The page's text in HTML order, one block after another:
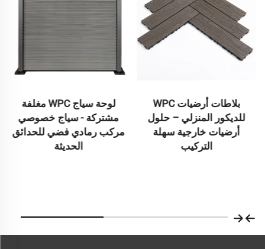
بلاطات أرضيات WPC
للديكور المنزلي – حلول
أرضيات خارجية سهلة
التركيب
لوحة سياج WPC مغلفة
مشتركة - سياج خصوصي
مركب رمادي فضي للحدائق
الحديثة